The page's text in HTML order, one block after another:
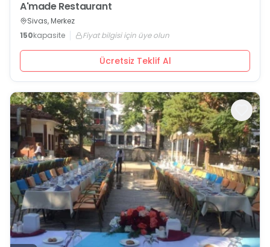
A'made Restaurant
Sivas, Merkez
150kapasite Fiyat bilgisi için üye olun
Ücretsiz Teklif Al